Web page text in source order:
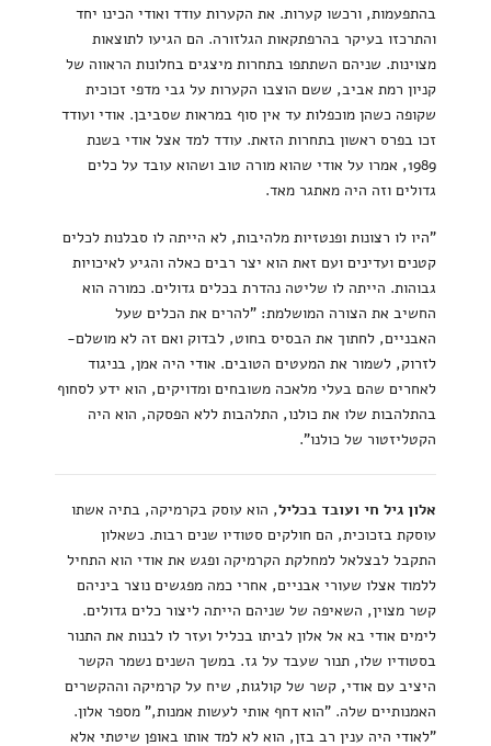
בהתפעמות, ורכשו קערות. את הקערות עודד ואודי הכינו יחד
והתרכזו בעיקר בהרפתקאות הגלזורה. הם הגיעו לתוצאות
מצוינות. שניהם השתתפו בתחרות מיצגים בחלונות הראווה של
קניון רמת אביב, ששם הוצבו הקערות על גבי מדפי זכוכית
שקופה כשהן מוכפלות עד אין סוף במראות שסביבן. אודי ועודד
זכו בפרס ראשון בתחרות הזאת. עודד למד אצל אודי בשנת
1989, אמרו על אודי שהוא מורה טוב ושהוא עובד על כלים
גדולים וזה היה מאתגר מאד.
"היו לו רצונות ופנטזיות מלהיבות, לא הייתה לו סבלנות לכלים
קטנים ועדינים ועם זאת הוא יצר רבים כאלה והגיע לאיכויות
גבוהות. הייתה לו שליטה נהדרת בכלים גדולים. כמורה הוא
החשיב את הצורה המושלמת: "להרים את הכלים שעל
האבניים, לחתוך את הבסיס בחוט, לבדוק ואם זה לא מושלם-
לזרוק, לשמור את המעטים הטובים. אודי היה אמן, בניגוד
לאחרים שהם בעלי מלאכה משובחים ומדויקים, הוא ידע לסחוף
בהתלהבות שלו את כולנו, התלהבות ללא הפסקה, הוא היה
הקטליזטור של כולנו".
אלון גיל חי ועובד בכליל, הוא עוסק בקרמיקה, בתיה אשתו
עוסקת בזכוכית, הם חולקים סטודיו שנים רבות. כשאלון
התקבל לבצלאל למחלקת הקרמיקה ופגש את אודי הוא התחיל
ללמוד אצלו שעורי אבניים, אחרי כמה מפגשים נוצר ביניהם
קשר מצוין, השאיפה של שניהם הייתה ליצור כלים גדולים.
לימים אודי בא אל אלון לביתו בכליל ועזר לו לבנות את התנור
בסטודיו שלו, תנור שעבד על גז. במשך השנים נשמר הקשר
היציב עם אודי, קשר של קולגות, שיח על קרמיקה וההקשרים
האמנותיים שלה. "הוא דחף אותי לעשות אמנות," מספר אלון.
"לאודי היה ענין רב בזן, הוא לא למד אותו באופן שיטתי אלא